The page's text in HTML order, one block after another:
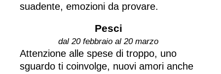
suadente, emozioni da provare.
Pesci
dal 20 febbraio al 20 marzo
Attenzione alle spese di troppo, uno
sguardo ti coinvolge, nuovi amori anche